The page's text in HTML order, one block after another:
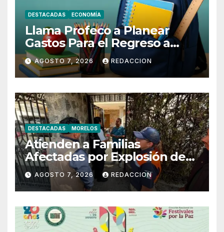
DESTACADAS ECONOMÍA
Llama Profeco a Planear
Gastos Para el Regreso a
Clases
AGOSTO 7, 2026 REDACCION
DESTACADAS MORELOS
Atienden a Familias
Afectadas por Explosión de
gas LP en Cuernavaca
AGOSTO 7, 2026 REDACCION